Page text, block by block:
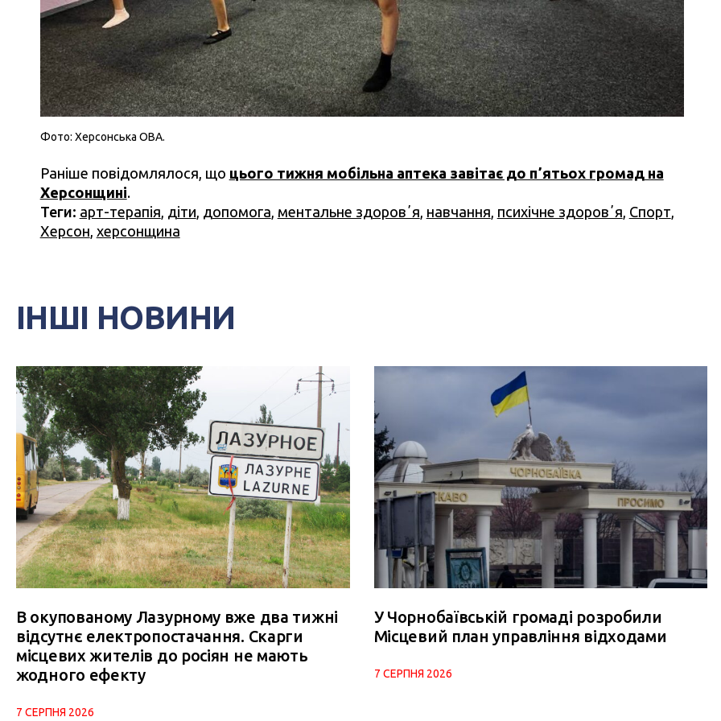
Фото: Херсонська ОВА.
Раніше повідомлялося, що цього тижня мобільна аптека завітає до пʼятьох громад на
Херсонщині.
Теги: арт-терапія діти допомога ментальне здоровʼя навчання психічне здоровʼя Спорт
Херсон херсонщина
ІНШІ НОВИНИ
В окупованому Лазурному вже два тижні
відсутнє електропостачання. Скарги
місцевих жителів до росіян не мають
жодного ефекту
7 СЕРПНЯ 2026
У Чорнобаївській громаді розробили
Місцевий план управління відходами
7 СЕРПНЯ 2026